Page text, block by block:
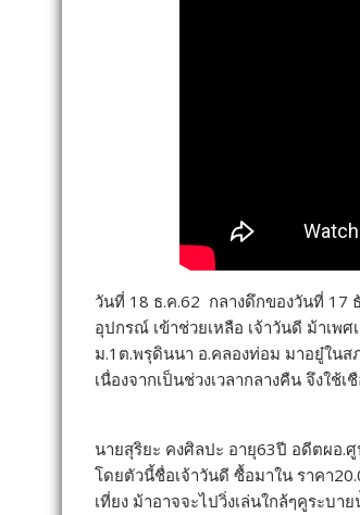
วันที่ 18 ธ.ค.62 กลางดึกของวันที่ 17
อุปกรณ์ เข้าช่วยเหลือ เจ้าวันดี ม้าเพ
ม.1ต.พรุดินนา อ.คลองท่อม มาอยู๋ใน
เนื่องจากเป็นช่วงเวลากลางคืน จึงใ
นายสุริยะ คงศิลปะ อายุ63ปี อดีตผอ.
โดยตัวนี้ชื่อเจ้าวันดี ซื้อมาใน ราคา
เที่ยง ม้าอาจจะไปวิ่งเล่นใกล้ๆคูระบ